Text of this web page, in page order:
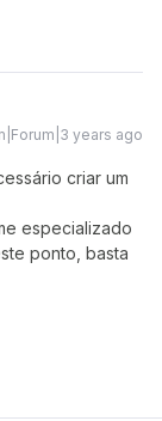
years ago
criar um
especializado
ponto, basta